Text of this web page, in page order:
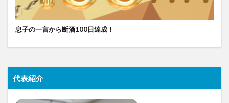
息子の一言から断酒100日達成！
代表紹介